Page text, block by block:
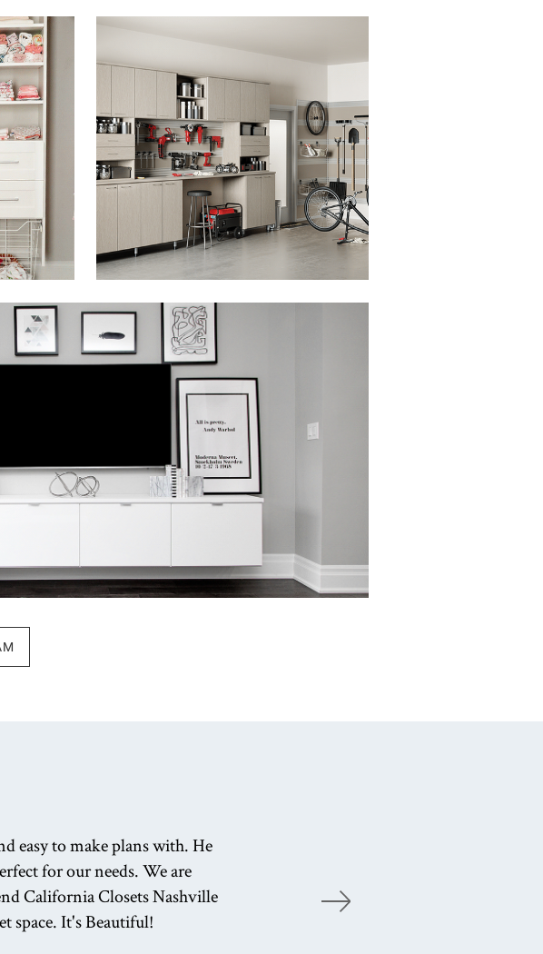
easy to make plans with. He
for our needs. We are
California Closets Nashville
space. It's Beautiful!